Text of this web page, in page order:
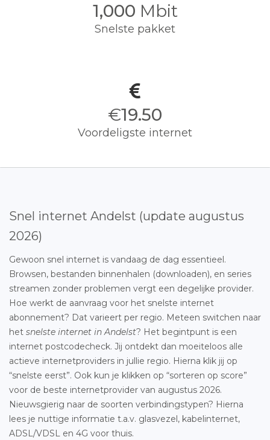
1,000 Mbit
Snelste pakket
€19.50
Voordeligste internet
Snel internet Andelst (update augustus
2026)
Gewoon snel internet is vandaag de dag essentieel.
Browsen, bestanden binnenhalen (downloaden), en series
streamen zonder problemen vergt een degelijke provider.
Hoe werkt de aanvraag voor het snelste internet
abonnement? Dat varieert per regio. Meteen switchen naar
het snelste internet in Andelst? Het begintpunt is een
internet postcodecheck. Jij ontdekt dan moeiteloos alle
actieve internetproviders in jullie regio. Hierna klik jij op
“snelste eerst”. Ook kun je klikken op “sorteren op score”
voor de beste internetprovider van augustus 2026.
Nieuwsgierig naar de soorten verbindingstypen? Hierna
lees je nuttige informatie t.a.v. glasvezel, kabelinternet,
ADSL/VDSL en 4G voor thuis.